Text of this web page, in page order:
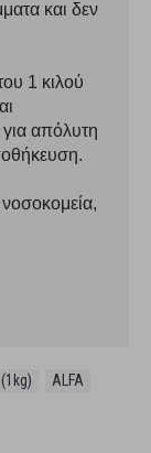
και δεν
1 κιλού
για απόλυτη
νοσοκομεία,
(1kg) ALFA